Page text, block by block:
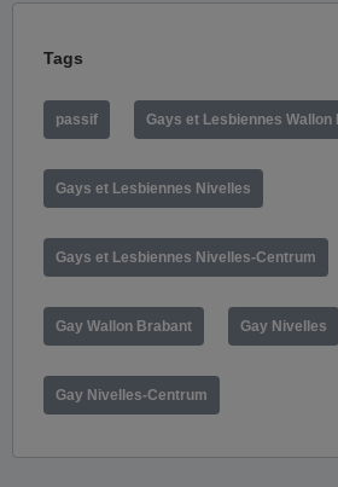
Tags
passif Gays et Lesbiennes Wallon
Gays et Lesbiennes Nivelles
Gays et Lesbiennes Nivelles-Centrum
Gay Wallon Brabant Gay Nivelles
Gay Nivelles-Centrum